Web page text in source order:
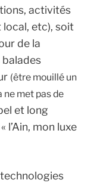
activités
local, etc), soit
de la
balades
(être mouillé un
ne met pas de
et long
l’Ain, mon luxe